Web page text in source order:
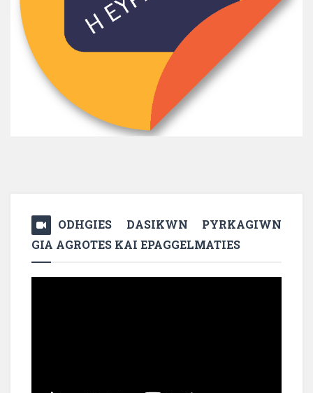
ODHGIES DASIKWN PYRKAGIWN
GIA AGROTES KAI EPAGGELMATIES